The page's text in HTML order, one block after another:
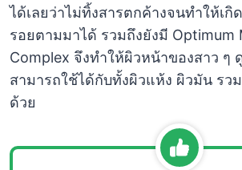
ได้เลยว่าไม่ทิ้งสารตกค้างจนทำให้เ
รอยตามมาได้ รวมถึงยังมี Optimum
Complex จึงทำให้ผิวหน้าของสาว ๆ
สามารถใช้ได้กับทั้งผิวแห้ง ผิวมัน รว
ด้วย